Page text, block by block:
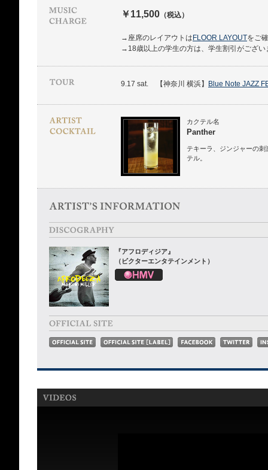
￥11,500 （税込）
→座席のレイアウトは FLOOR LAYOUTをご
→18歳以上の学生の方は、学生割引がござい
9.17 sat. 【神奈川 横浜】 Blue Note JAZZ
カクテル名
Panther
テキーラ、ジンジャーの
テル。
『アフロディジア』
（ビクターエンタテインメント）